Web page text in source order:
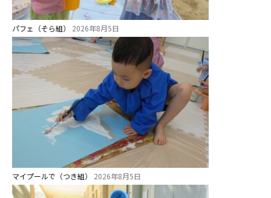
パフェ（そら組） 2026年8月5日
マイプールで（つき組） 2026年8月5日
1歳・2歳親子登園［マリポサクラ
ス ]
2歳児ひとり登園［ゆず組 ]
グループ施設・
関係先リンク
学校法⼈鴨⾕学園 鳳幼稚園
学校法⼈諏訪森学園 諏訪森幼稚
⼤阪府私⽴幼稚園連盟
社会福祉法人野田福祉会